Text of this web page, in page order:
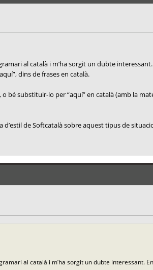
al català i m’ha sorgit un dubte
dins de frases en català.
bé substituir-lo per “aquí” en català (amb la
de Softcatalà sobre aquest tipus de
al català i m’ha sorgit un dubte interessant.